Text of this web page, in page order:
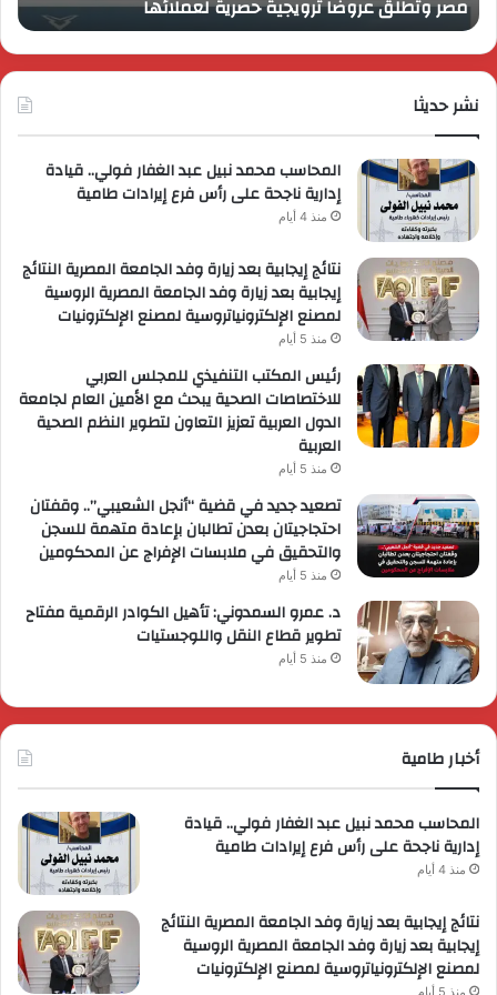
مصر
وتُطلق
عروضاً
ترويجية
حصرية
مصر وتُطلق عروضاً ترويجية حصرية لعملائها
نشر حديثا
المحاسب محمد نبيل عبد الغفار فولي.. قيادة
إدارية ناجحة على رأس فرع إيرادات طامية
منذ 4 أيام
نتائج إيجابية بعد زيارة وفد الجامعة المصرية النتائج
إيجابية بعد زيارة وفد الجامعة المصرية الروسية
لمصنع الإلكترونياتروسية لمصنع الإلكترونيات
منذ 5 أيام
رئيس المكتب التنفيذي للمجلس العربي
للاختصاصات الصحية يبحث مع الأمين العام لجامعة
الدول العربية تعزيز التعاون لتطوير النظم الصحية
العربية
منذ 5 أيام
تصعيد جديد في قضية “أنجل الشعيبي”.. وقفتان
احتجاجيتان بعدن تطالبان بإعادة متهمة للسجن
والتحقيق في ملابسات الإفراج عن المحكومين
منذ 5 أيام
د. عمرو السمدوني: تأهيل الكوادر الرقمية مفتاح
تطوير قطاع النقل واللوجستيات
منذ 5 أيام
أخبار طامية
المحاسب محمد نبيل عبد الغفار فولي.. قيادة
إدارية ناجحة على رأس فرع إيرادات طامية
منذ 4 أيام
نتائج إيجابية بعد زيارة وفد الجامعة المصرية النتائج
إيجابية بعد زيارة وفد الجامعة المصرية الروسية
لمصنع الإلكترونياتروسية لمصنع الإلكترونيات
منذ 5 أيام